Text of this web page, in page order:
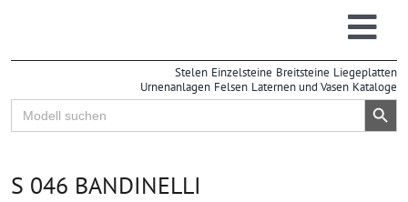
Grabsteine
Großhandel
Einzelhandel
Stelen Einzelsteine Breitsteine Liegeplatten
Urnenanlagen Felsen Laternen und Vasen Kataloge
Search
for:
Search Button
S 046 BANDINELLI